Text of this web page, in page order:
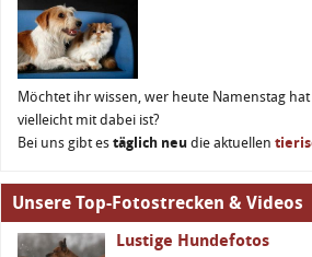
Möchtet ihr wissen, wer heute Namenstag
vielleicht mit dabei ist?
Bei uns gibt es täglich neu die aktuellen
Unsere Top-Fotostrecken & Videos
Lustige Hundefotos